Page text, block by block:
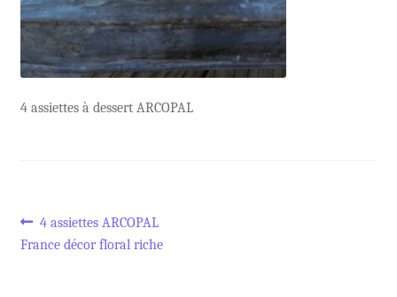
4 assiettes à dessert ARCOPAL
Navigation
Article
précédent :
4 assiettes ARCOPAL
France décor floral riche